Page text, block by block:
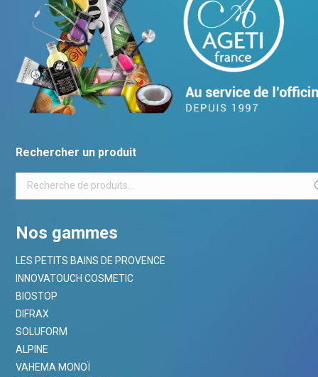
Rechercher un produit
Nos gammes
LES PETITS BAINS DE PROVENCE
INNOVATOUCH COSMETIC
BIOSTOP
DIFRAX
SOLUFORM
ALPINE
VAHEMA MONOÏ